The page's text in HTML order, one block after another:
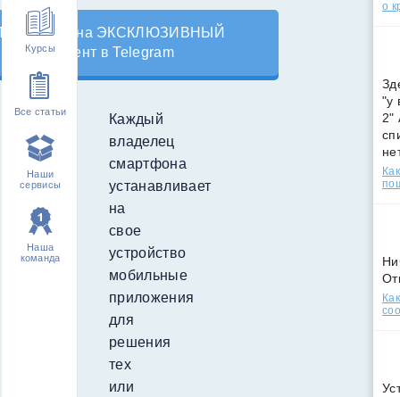
Курсы
Все статьи
Наши
сервисы
Наша
команда
на ЭКСКЛЮЗИВНЫЙ
контент в Telegram
Каждый
владелец
смартфона
устанавливает
на
свое
устройство
мобильные
приложения
для
решения
тех
или
о
"у
2"